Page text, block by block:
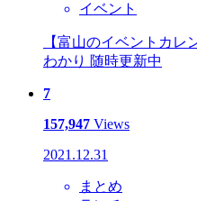
イベント
【富山のイベントカレ
わかり 随時更新中
7
157,947 Views
2021.12.31
まとめ